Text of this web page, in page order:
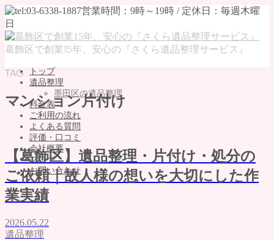
葛飾区で創業15年、安心の『さくら遺品整理サービス』
トップ
遺品整理
墨田区の遺品整理
料金表
ご利用の流れ
よくある質問
評価・口コミ
会社概要
ブログ
お問い合わせ
MENU
遺品整理
TAG
マンション片付け
【葛飾区】遺品整理・片付け・処分の
ご依頼｜故人様の想いを大切にした作
業実績
2026.05.22
遺品整理